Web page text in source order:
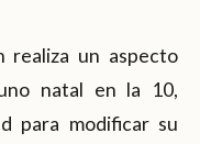
realiza un aspecto
natal en la 10,
para modificar su